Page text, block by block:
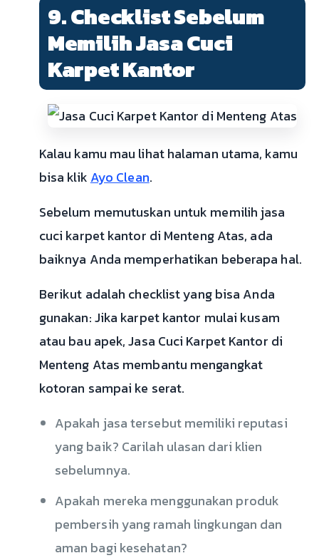
9. Checklist Sebelum
Memilih Jasa Cuci
Karpet Kantor
Kalau kamu mau lihat halaman utama, kamu
bisa klik Ayo Clean.
Sebelum memutuskan untuk memilih jasa
cuci karpet kantor di Menteng Atas, ada
baiknya Anda memperhatikan beberapa hal.
Berikut adalah checklist yang bisa Anda
gunakan: Jika karpet kantor mulai kusam
atau bau apek, Jasa Cuci Karpet Kantor di
Menteng Atas membantu mengangkat
kotoran sampai ke serat.
Apakah jasa tersebut memiliki reputasi
yang baik? Carilah ulasan dari klien
sebelumnya.
Apakah mereka menggunakan produk
pembersih yang ramah lingkungan dan
aman bagi kesehatan?